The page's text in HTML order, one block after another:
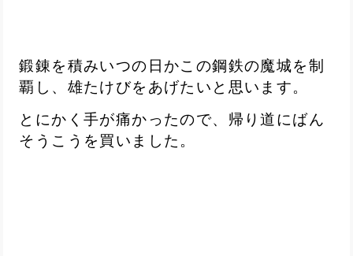
鍛錬を積みいつの日かこの鋼鉄の魔城を制
覇し、雄たけびをあげたいと思います。
とにかく手が痛かったので、帰り道にばん
そうこうを買いました。